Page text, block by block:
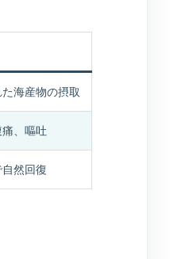
海産物の摂取
、嘔吐
然回復